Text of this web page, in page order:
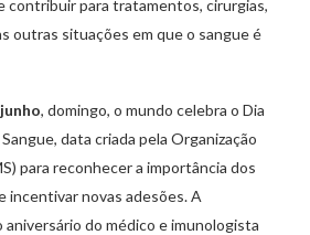
contribuir para tratamentos, cirurgias,
outras situações em que o sangue é
, domingo, o mundo celebra o Dia
data criada pela Organização
para reconhecer a importância dos
incentivar novas adesões. A
do médico e imunologista